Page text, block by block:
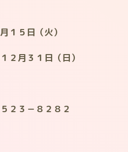
１５日（火）
月３１日（日）
２３－８２８２